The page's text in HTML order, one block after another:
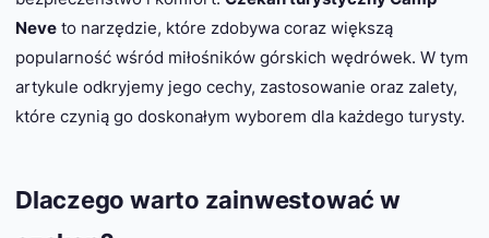
Neve to narzędzie, które zdobywa coraz większą
popularność wśród miłośników górskich wędrówek. W tym
artykule odkryjemy jego cechy, zastosowanie oraz zalety,
które czynią go doskonałym wyborem dla każdego turysty.
Dlaczego warto zainwestować w